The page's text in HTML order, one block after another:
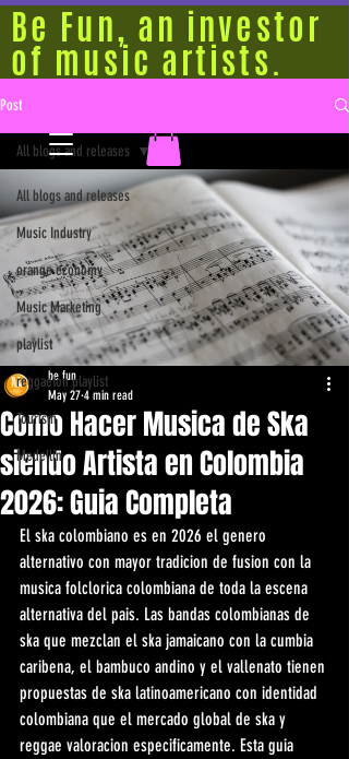
Be Fun, an investor
of music artists.
Post
All blogs and releases
Music Industry
orange economy
Music Marketing
playlist
reggaeton playlist
Tourism
Medellín
All blogs and releases
Como Hacer Musica de Ska
siendo Artista en Colombia
2026: Guia Completa
be fun
May 27 4 min read
El ska colombiano es en 2026 el genero
alternativo con mayor tradicion de fusion con la
musica folclorica colombiana de toda la escena
alternativa del pais. Las bandas colombianas de
ska que mezclan el ska jamaicano con la cumbia
caribena, el bambuco andino y el vallenato tienen
propuestas de ska latinoamericano con identidad
colombiana que el mercado global de ska y
reggae valoracion especificamente. Esta guia